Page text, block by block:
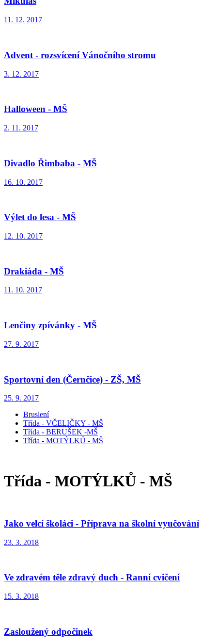
11. 12. 2017
Advent - rozsvícení Vánočního stromu
3. 12. 2017
Halloween - MŠ
2. 11. 2017
Divadlo Řimbaba - MŠ
16. 10. 2017
Výlet do lesa - MŠ
12. 10. 2017
Drakiáda - MŠ
11. 10. 2017
Lenčiny zpívánky - MŠ
27. 9. 2017
Sportovní den (Černčice) - ZŠ, MŠ
25. 9. 2017
Bruslení
Třída - VČELIČKY - MŠ
Třída - BERUŠEK -MŠ
Třída - MOTÝLKŮ - MŠ
Třída - MOTÝLKŮ - MŠ
Jako velcí školáci - Příprava na školní vyučování
23. 3. 2018
Ve zdravém těle zdravý duch - Ranní cvičení
15. 3. 2018
Zasloužený odpočinek